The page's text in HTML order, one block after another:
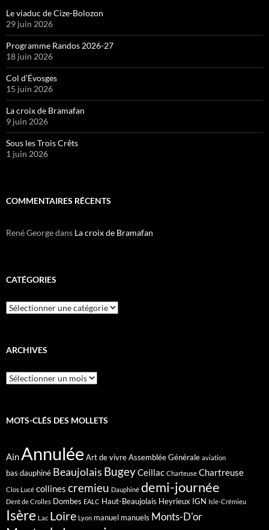
Le viaduc de Cize-Bolozon
29 juin 2026
Programme Randos 2026-27
18 juin 2026
Col d’Évosges
15 juin 2026
La croix de Bramafan
9 juin 2026
Sous les Trois Crêts
1 juin 2026
COMMENTAIRES RÉCENTS
René Georgedans La croix de Bramafan
CATÉGORIES
Catégories
ARCHIVES
Archives
MOTS-CLÉS DES MOLLETS
AinAnnulée Art de vivreAssemblée Générale aviation
bas dauphiné Beaujolais BugeyCeillac Charteuse Chartreuse
Clos Lucé collines cremieu Dauphiné demi-journée
Dent de Crolles Dombes EALC Haut-Beaujolais Heyrieux IGN Isle-Crémieu
Isère Lac Loire Lyon manuel manuels Monts-D'or